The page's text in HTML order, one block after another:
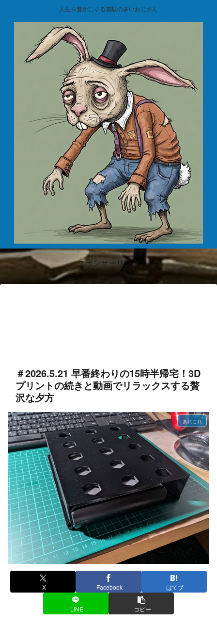
人生を豊かにする無駄の多いおじさん
スポンサーリンク
＃2026.5.21 早番終わりの15時半帰宅！3D
プリントの続きと動画でリラックスする贅
沢な夕方
あれこれ
X Facebook はてブ
LINE コピー